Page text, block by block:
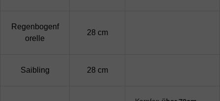
Regenbogenf
orelle
28 cm
Saibling 28 cm